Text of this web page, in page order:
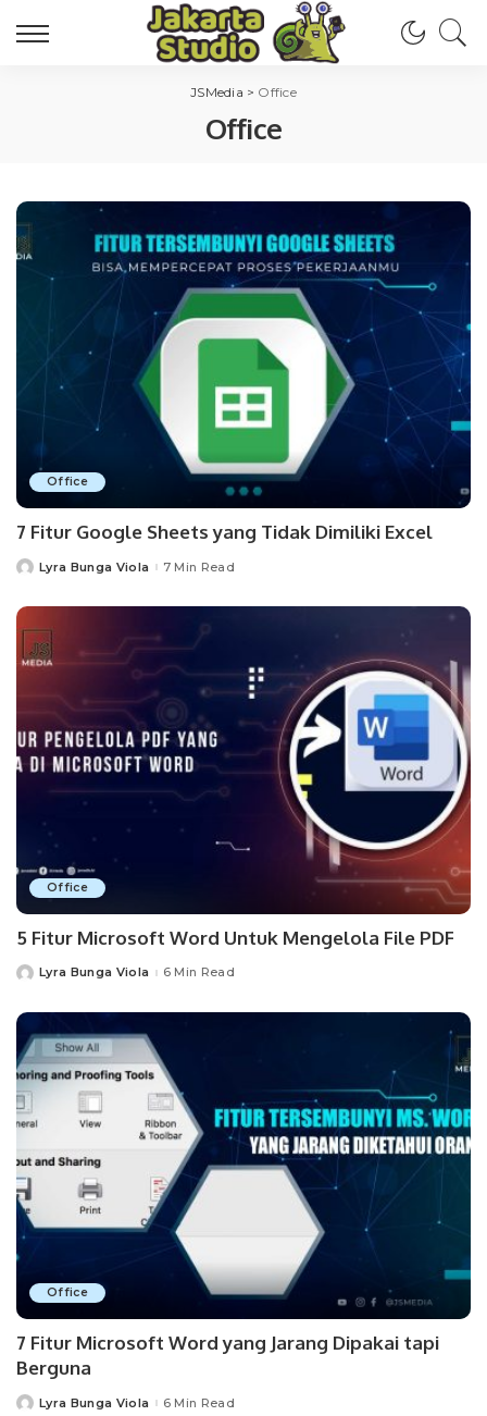
JSMedia > Office
Office
Office
7 Fitur Google Sheets yang Tidak Dimiliki Excel
PostedLyra Bunga Viola 7 Min Read
Office
5 Fitur Microsoft Word Untuk Mengelola File PDF
PostedLyra Bunga Viola 6 Min Read
Office
7 Fitur Microsoft Word yang Jarang Dipakai tapi
Berguna
PostedLyra Bunga Viola 6 Min Read